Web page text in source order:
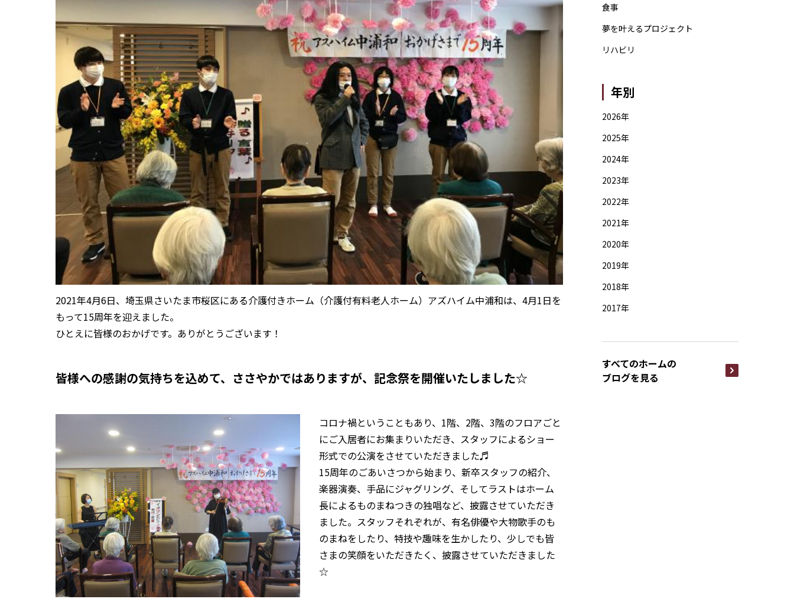
2021年4月6日、埼玉県さいたま市桜区にある介護付きホーム（介護付有料老人ホーム）アズハイム中浦和は、4月1日を
もって15周年を迎えました。
ひとえに皆様のおかげです。ありがとうございます！
皆様への感謝の気持ちを込めて、ささやかではありますが、記念祭を開催いたしました☆
コロナ禍ということもあり、1階、2階、3階のフロアごと
にご入居者にお集まりいただき、スタッフによるショー
形式での公演をさせていただきました♬
15周年のごあいさつから始まり、新卒スタッフの紹介、
楽器演奏、手品にジャグリング、そしてラストはホーム
長によるものまねつきの独唱など、披露させていただき
ました。スタッフそれぞれが、有名俳優や大物歌手のも
のまねをしたり、特技や趣味を生かしたり、少しでも皆
さまの笑顔をいただきたく、披露させていただきました
☆
食事
夢を叶えるプロジェクト
リハビリ
年別
2026年
2025年
2024年
2023年
2022年
2021年
2020年
2019年
2018年
2017年
すべてのホームの
ブログを見る